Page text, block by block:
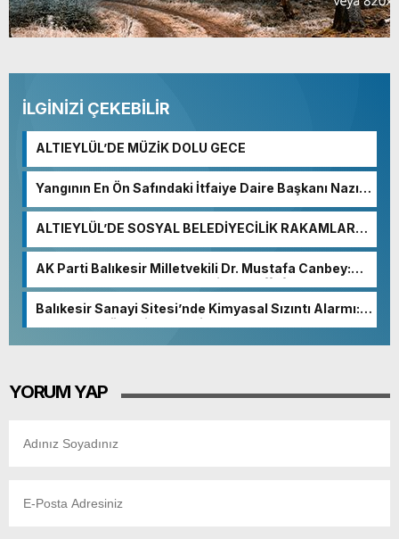
İLGİNİZİ ÇEKEBİLİR
ALTIEYLÜL’DE MÜZİK DOLU GECE
Yangının En Ön Safındaki İtfaiye Daire Başkanı Nazım
ALTIEYLÜL’DE SOSYAL BELEDİYECİLİK RAKAMLARA
AK Parti Balıkesir Milletvekili Dr. Mustafa Canbey:
“Medyanın varlığı, demokratik ve şeffaf toplumun
Balıkesir Sanayi Sitesi’nde Kimyasal Sızıntı Alarmı:
52. Sokak Güvenlik Nedeniyle Boşaltıldı
YORUM YAP